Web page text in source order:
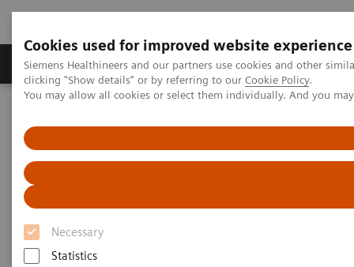
Cookies used for improved website experience
Siemens Healthineers and our partners use cookies and other
clicking "Show details" or by referring to our Cookie Policy.
You may allow all cookies or select them individually. And you
Necessary
Statistics
Продукты и решения Клинические
Диагностика рядом с пациентом (POC)
Газы крови
Системы RAPIDPoint 500
Системы RAPIDPoint 500
Простая и проверенная технология,
расширяющая возможности проведения